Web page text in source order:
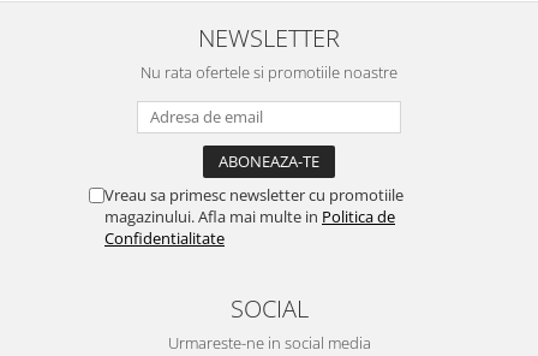
NEWSLETTER
Nu rata ofertele si promotiile noastre
Vreau sa primesc newsletter cu promotiile
magazinului. Afla mai multe in Politica de
Confidentialitate
SOCIAL
Urmareste-ne in social media